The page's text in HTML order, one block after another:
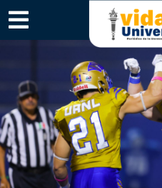
×
SECCIONES